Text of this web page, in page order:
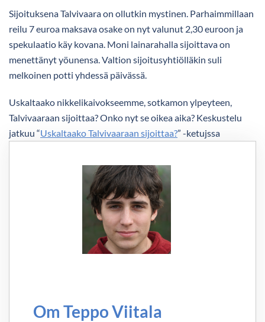
Sijoituksena Talvivaara on ollutkin mystinen. Parhaimmillaan
reilu 7 euroa maksava osake on nyt valunut 2,30 euroon ja
spekulaatio käy kovana. Moni lainarahalla sijoittava on
menettänyt yöunensa. Valtion sijoitusyhtiölläkin suli
melkoinen potti yhdessä päivässä.
Uskaltaako nikkelikaivokseemme, sotkamon ylpeyteen,
Talvivaaraan sijoittaa? Onko nyt se oikea aika? Keskustelu
jatkuu “Uskaltaako Talvivaaraan sijoittaa?” -ketujssa
Om Teppo Viitala